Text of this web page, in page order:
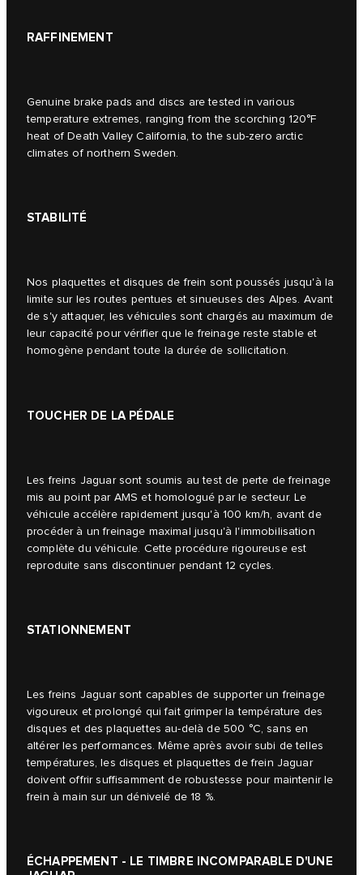
RAFFINEMENT
Genuine brake pads and discs are tested in various
temperature extremes, ranging from the scorching 120°F
heat of Death Valley California, to the sub-zero arctic
climates of northern Sweden.
STABILITÉ
Nos plaquettes et disques de frein sont poussés jusqu'à la
limite sur les routes pentues et sinueuses des Alpes. Avant
de s'y attaquer, les véhicules sont chargés au maximum de
leur capacité pour vérifier que le freinage reste stable et
homogène pendant toute la durée de sollicitation.
TOUCHER DE LA PÉDALE
Les freins Jaguar sont soumis au test de perte de freinage
mis au point par AMS et homologué par le secteur. Le
véhicule accélère rapidement jusqu'à 100 km/h, avant de
procéder à un freinage maximal jusqu'à l'immobilisation
complète du véhicule. Cette procédure rigoureuse est
reproduite sans discontinuer pendant 12 cycles.
STATIONNEMENT
Les freins Jaguar sont capables de supporter un freinage
vigoureux et prolongé qui fait grimper la température des
disques et des plaquettes au-delà de 500 °C, sans en
altérer les performances. Même après avoir subi de telles
températures, les disques et plaquettes de frein Jaguar
doivent offrir suffisamment de robustesse pour maintenir le
frein à main sur un dénivelé de 18 %.
ÉCHAPPEMENT - LE TIMBRE INCOMPARABLE D'UNE